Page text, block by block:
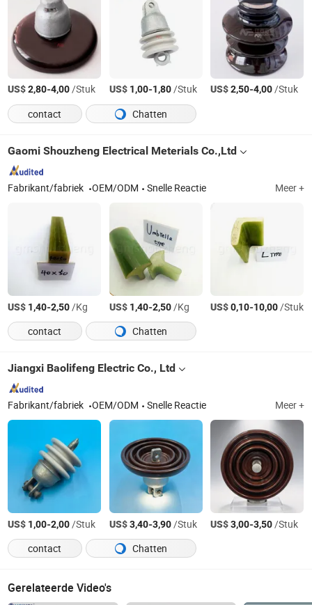
US$2,80-4,00/Stuk US$ 1,00-1,80/Stuk US$2,50-4,00/Stuk
contact
Chatten
Gaomi Shouzheng Electrical Meterials Co.,Ltd
Fabrikant/fabriek OEM/ODM Snelle Reactie Meer +
US$ 1,40-2,50/Kg US$ 1,40-2,50/Kg US$0,10-10,00/Stuk
contact
Chatten
Jiangxi Baolifeng Electric Co., Ltd
Fabrikant/fabriek OEM/ODM Snelle Reactie Meer +
US$ 1,00-2,00/Stuk US$3,40-3,90/Stuk US$3,00-3,50/Stuk
contact
Chatten
Gerelateerde Video's